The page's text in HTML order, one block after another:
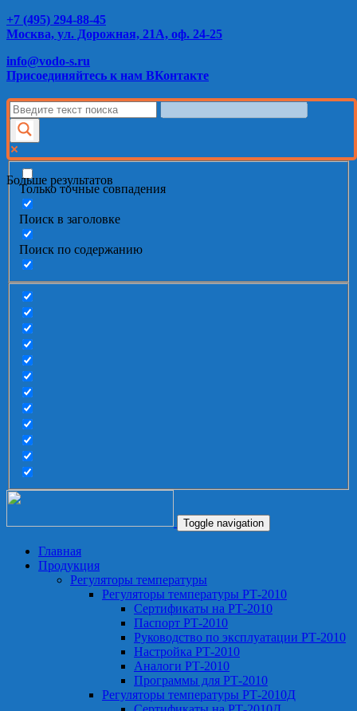
+7 (495) 294-88-45
Москва, ул. Дорожная, 21А, оф. 24-25
info@vodo-s.ru
Присоединяйтесь к нам ВКонтакте
Больше результатов
Только точные совпадения
Поиск в заголовке
Поиск по содержанию
Toggle navigation
Главная
Продукция
Регуляторы температуры
Регуляторы температуры РТ-2010
Сертификаты на РТ-2010
Паспорт РТ-2010
Руководство по эксплуатации РТ-2010
Настройка РТ-2010
Аналоги РТ-2010
Программы для РТ-2010
Регуляторы температуры РТ-2010Д